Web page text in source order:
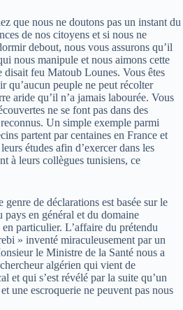
que nous ne doutons pas un instant du
de nos citoyens et si nous ne
debout, nous vous assurons qu’il
nous manipule et nous aimons cette
disait feu Matoub Lounes. Vous êtes
qu’aucun peuple ne peut récolter
aride qu’il n’a jamais labourée. Vous
ne se font pas dans des
Un simple exemple parmi
partent par centaines en France et
études afin d’exercer dans les
à leurs collègues tunisiens, ce
de déclarations est basée sur le
pays en général et du domaine
particulier. L’affaire du prétendu
» inventé miraculeusement par un
le Ministre de la Santé nous a
algérien qui vient de
et qui s’est révélé par la suite qu’un
une escroquerie ne peuvent pas nous